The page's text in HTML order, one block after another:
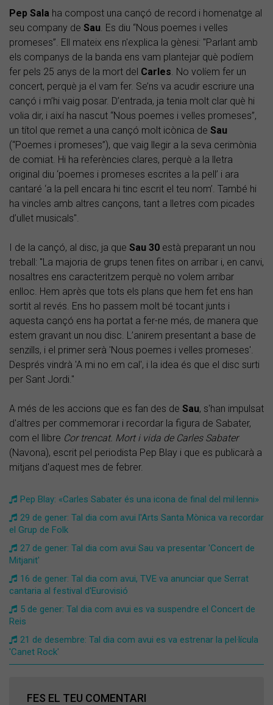
Pep Sala ha compost una cançó de record i homenatge al
seu company de Sau. Es diu “Nous poemes i velles
promeses”. Ell mateix ens n'explica la gènesi: "Parlant amb
els companys de la banda ens vam plantejar què podíem
fer pels 25 anys de la mort del Carles. No volíem fer un
concert, perquè ja el vam fer. Se’ns va acudir escriure una
cançó i m’hi vaig posar. D’entrada, ja tenia molt clar què hi
volia dir, i així ha nascut “Nous poemes i velles promeses”,
un títol que remet a una cançó molt icònica de Sau
(“Poemes i promeses”), que vaig llegir a la seva cerimònia
de comiat. Hi ha referències clares, perquè a la lletra
original diu ‘poemes i promeses escrites a la pell’ i ara
cantaré ‘a la pell encara hi tinc escrit el teu nom’. També hi
ha vincles amb altres cançons, tant a lletres com picades
d’ullet musicals".
I de la cançó, al disc, ja que Sau 30 està preparant un nou
treball: "La majoria de grups tenen fites on arribar i, en canvi,
nosaltres ens caracteritzem perquè no volem arribar
enlloc. Hem après que tots els plans que hem fet ens han
sortit al revés. Ens ho passem molt bé tocant junts i
aquesta cançó ens ha portat a fer-ne més, de manera que
estem gravant un nou disc. L’anirem presentant a base de
senzills, i el primer serà 'Nous poemes i velles promeses'.
Després vindrà 'A mi no em cal', i la idea és que el disc surti
per Sant Jordi."
A més de les accions que es fan des de Sau, s'han impulsat
d'altres per commemorar i recordar la figura de Sabater,
com el llibre Cor trencat. Mort i vida de Carles Sabater
(Navona), escrit pel periodista Pep Blay i que es publicarà a
mitjans d'aquest mes de febrer.
Pep Blay: «Carles Sabater és una icona de final del mil·lenni»
29 de gener: Tal dia com avui l'Arts Santa Mònica va recordar
el Grup de Folk
27 de gener: Tal dia com avui Sau va presentar 'Concert de
Mitjanit'
16 de gener: Tal dia com avui, TVE va anunciar que Serrat
cantaria al festival d'Eurovisió
5 de gener: Tal dia com avui es va suspendre el Concert de
Reis
21 de desembre: Tal dia com avui es va estrenar la pel·lícula
'Canet Rock'
FES EL TEU COMENTARI